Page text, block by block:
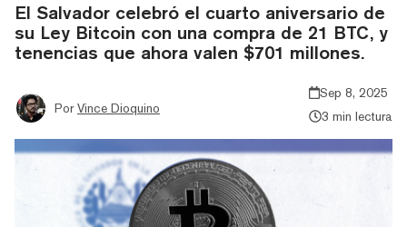
El Salvador celebró el cuarto aniversario de
su Ley Bitcoin con una compra de 21 BTC, y
tenencias que ahora valen $701 millones.
Por Vince Dioquino
Sep 8, 2025
3 min lectura